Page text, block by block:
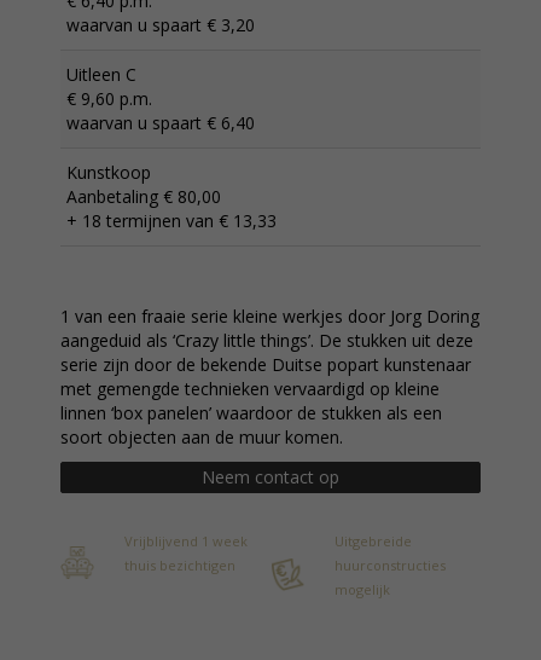
waarvan u spaart € 3,20
Uitleen C
€ 9,60 p.m.
waarvan u spaart € 6,40
Kunstkoop
Aanbetaling € 80,00
+ 18 termijnen van € 13,33
1 van een fraaie serie kleine werkjes door Jorg Doring
aangeduid als ‘Crazy little things’. De stukken uit deze
serie zijn door de bekende Duitse popart kunstenaar
met gemengde technieken vervaardigd op kleine
linnen ‘box panelen’ waardoor de stukken als een
soort objecten aan de muur komen.
Neem contact op
Vrijblijvend 1 week
thuis bezichtigen
Uitgebreide
huurconstructies
mogelijk